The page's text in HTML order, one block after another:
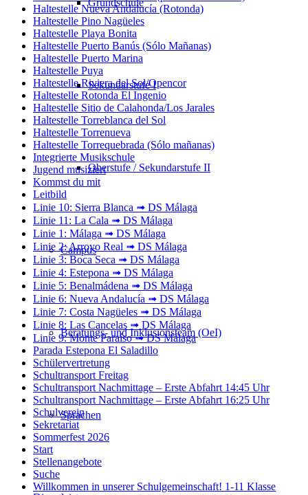
Grundschule
Sekundarstufe I
Oberstufe / Sekundarstufe II
Campus
Beratungs- und Inklusionsteam (OeI)
Sprachen
Haltestelle Nueva Andalucía (Rotonda)
Haltestelle Pino Nagüeles
Haltestelle Playa Bonita
Haltestelle Puerto Banús (Sólo Mañanas)
Haltestelle Puerto Marina
Haltestelle Puya
Haltestelle Riviera del Sol/Opencor
Haltestelle Rotonda El Ingenio
Haltestelle Sitio de Calahonda/Los Jarales
Haltestelle Torreblanca del Sol
Haltestelle Torrenueva
Haltestelle Torrequebrada (Sólo mañanas)
Integrierte Musikschule
Jugend musiziert
Kommst du mit
Leitbild
Linie 10: Sierra Blanca ➟ DS Málaga
Linie 11: La Cala ➟ DS Málaga
Linie 1: Málaga ➟ DS Málaga
Linie 2: Arroyo Real ➟ DS Málaga
Linie 3: Boca Seca ➟ DS Málaga
Linie 4: Estepona ➟ DS Málaga
Linie 5: Benalmádena ➟ DS Málaga
Linie 6: Nueva Andalucía ➟ DS Málaga
Linie 7: Costa Nagüeles ➟ DS Málaga
Linie 8: Las Cancelas ➟ DS Málaga
Linie 9: Monte Paraíso ➟ DS Málaga
Parada Estepona El Saladillo
Schülervertretung
Schultransport Freitag
Schultransport Nachmittage – Erste Abfahrt 14:45 Uhr
Schultransport Nachmittage – Erste Abfahrt 16:25 Uhr
Schulverein
Sekretariat
Sommerfest 2026
Start
Stellenangebote
Suche
Willkommen in unserer Schulgemeinschaft! 1-11 Klasse